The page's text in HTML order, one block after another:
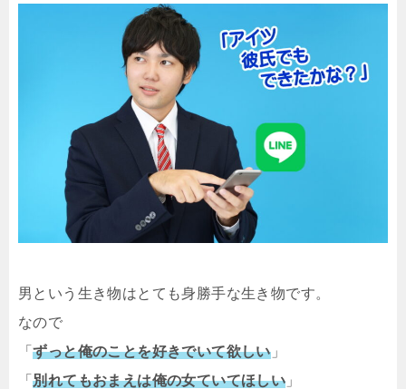
男という生き物はとても身勝手な生き物です。
なので
「ずっと俺のことを好きでいて欲しい」
「別れてもおまえは俺の女ていてほしい 」